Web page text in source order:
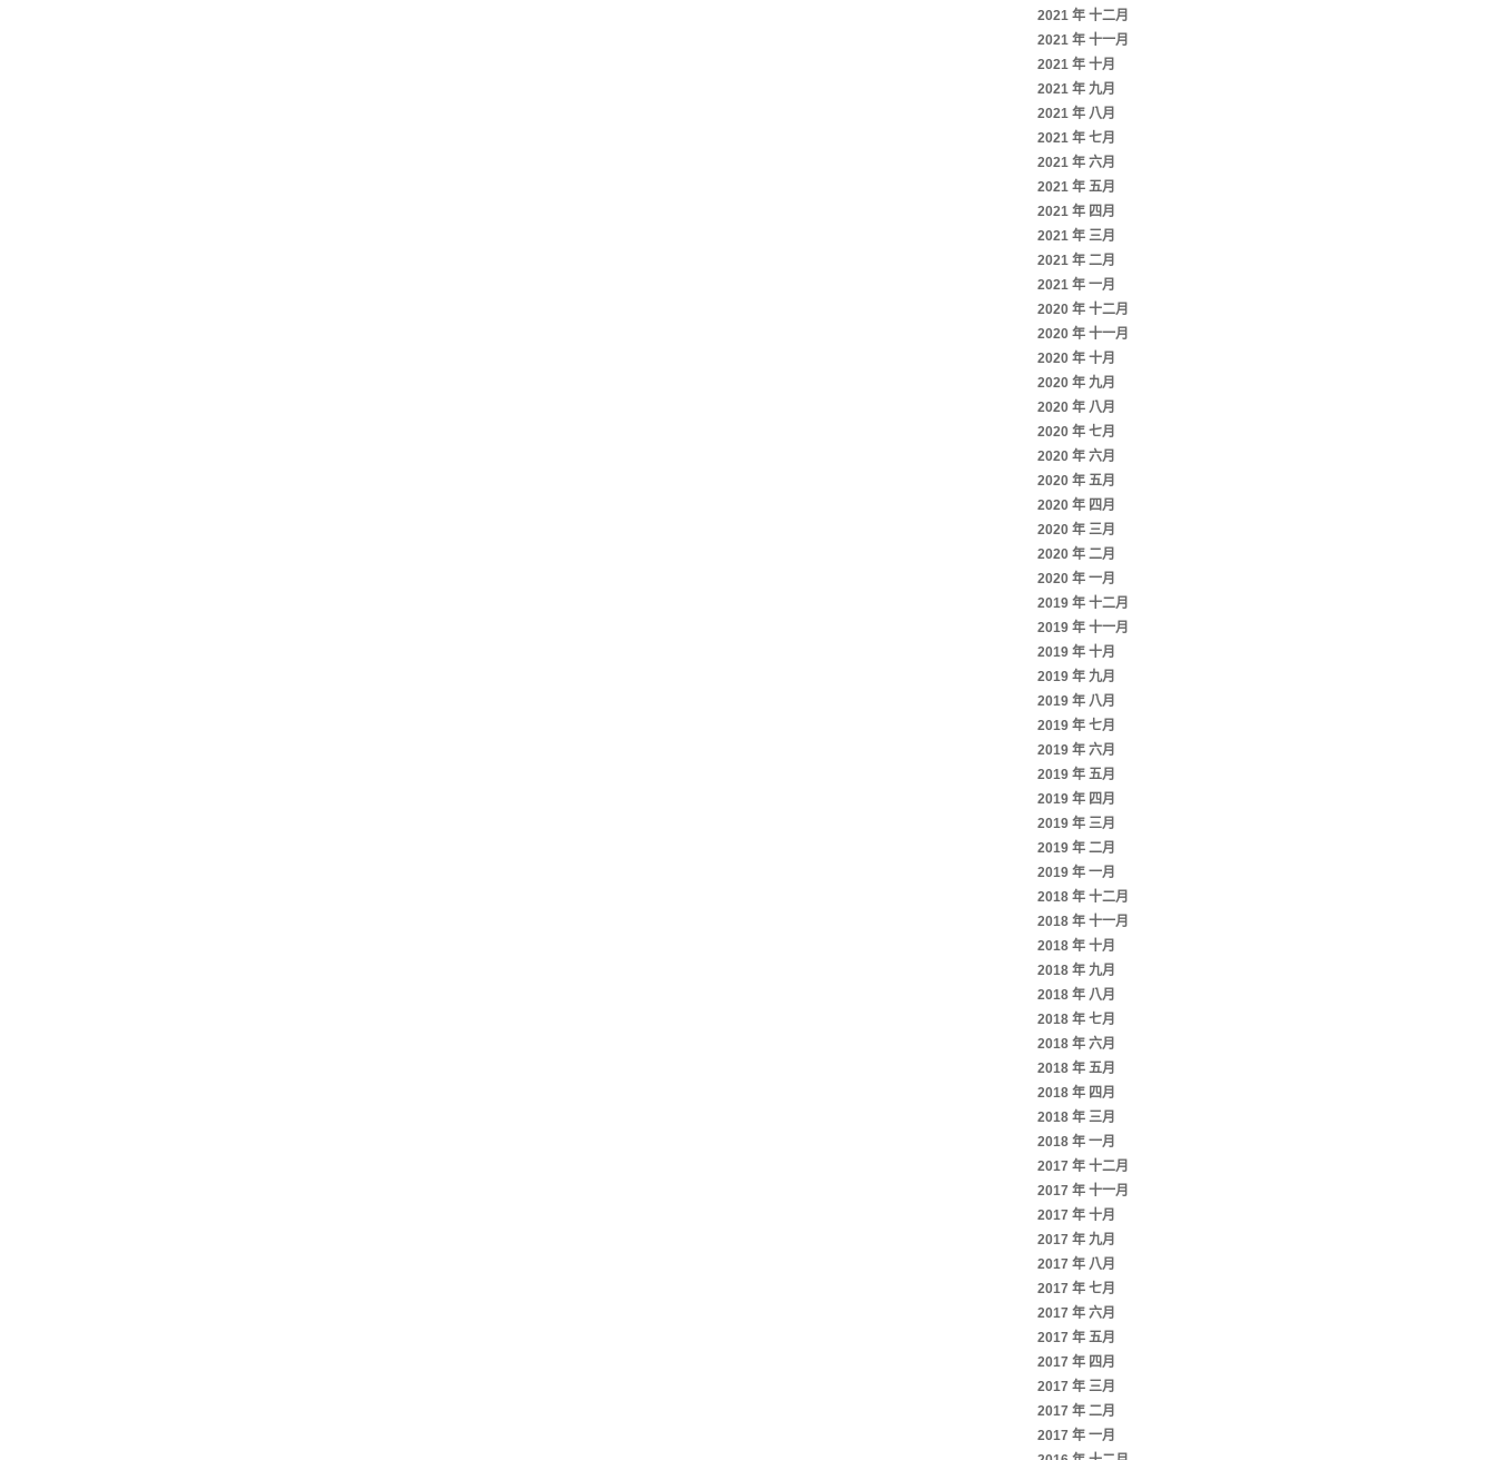
2021 年 十二月
2021 年 十一月
2021 年 十月
2021 年 九月
2021 年 八月
2021 年 七月
2021 年 六月
2021 年 五月
2021 年 四月
2021 年 三月
2021 年 二月
2021 年 一月
2020 年 十二月
2020 年 十一月
2020 年 十月
2020 年 九月
2020 年 八月
2020 年 七月
2020 年 六月
2020 年 五月
2020 年 四月
2020 年 三月
2020 年 二月
2020 年 一月
2019 年 十二月
2019 年 十一月
2019 年 十月
2019 年 九月
2019 年 八月
2019 年 七月
2019 年 六月
2019 年 五月
2019 年 四月
2019 年 三月
2019 年 二月
2019 年 一月
2018 年 十二月
2018 年 十一月
2018 年 十月
2018 年 九月
2018 年 八月
2018 年 七月
2018 年 六月
2018 年 五月
2018 年 四月
2018 年 三月
2018 年 一月
2017 年 十二月
2017 年 十一月
2017 年 十月
2017 年 九月
2017 年 八月
2017 年 七月
2017 年 六月
2017 年 五月
2017 年 四月
2017 年 三月
2017 年 二月
2017 年 一月